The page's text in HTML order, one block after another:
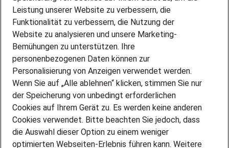
PARTNERSHIP WITH AIRBUS
INITIATIV BEWERBEN
ÜBER UNS
STANDORTE
BLOG
PRESSE
KONTAKT
Leistung unserer Website zu verbessern, die
Funktionalität zu verbessern, die Nutzung der
Website zu analysieren und unsere Marketing-
Bemühungen zu unterstützen. Ihre
personenbezogenen Daten können zur
Personalisierung von Anzeigen verwendet werden.
Wenn Sie auf „Alle ablehnen“ klicken, stimmen Sie nur
der Speicherung von unbedingt erforderlichen
Cookies auf Ihrem Gerät zu. Es werden keine anderen
Cookies verwendet. Bitte beachten Sie jedoch, dass
die Auswahl dieser Option zu einem weniger
optimierten Webseiten-Erlebnis führen kann. Weitere